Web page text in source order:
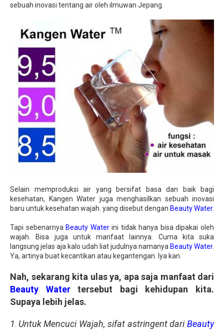
sebuah inovasi tentang air oleh ilmuwan Jepang.
Selain memproduksi air yang bersifat basa dan baik bagi
kesehatan, Kangen Water juga menghasilkan sebuah inovasi
baru untuk kesehatan wajah. yang disebut dengan Beauty Water.
Tapi sebenarnyaBeauty Waterini tidak hanya bisa dipakai oleh
wajah. Bisa juga untuk manfaat lainnya. Cuma kita suka
langsung jelas aja kalo udah liat judulnya namanya Beauty Water.
Ya, artinya buat kecantikan atau kegantengan. Iya kan.
Nah, sekarang kita ulas ya, apa saja manfaat dari
Beauty Watertersebut bagi kehidupan kita.
Supaya lebih jelas.
1 Untuk Mencuci Wajah, sifat astringent dariBeauty